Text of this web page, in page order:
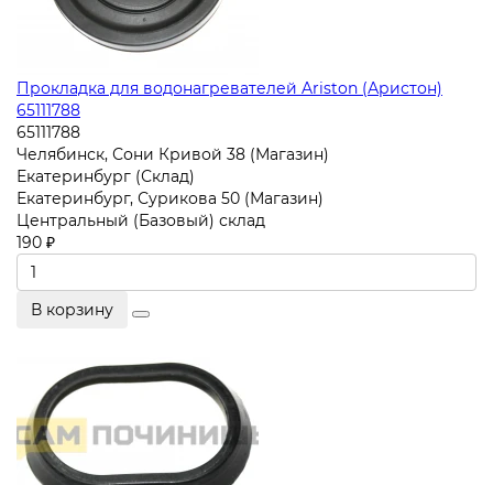
Прокладка для водонагревателей Ariston (Аристон)
65111788
65111788
Челябинск, Сони Кривой 38 (Магазин)
Екатеринбург (Склад)
Екатеринбург, Сурикова 50 (Магазин)
Центральный (Базовый) склад
190 ₽
В корзину